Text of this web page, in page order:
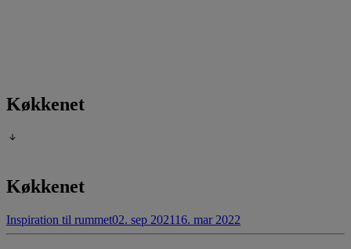
Køkkenet
Køkkenet
Inspiration til rummet02. sep 202116. mar 2022